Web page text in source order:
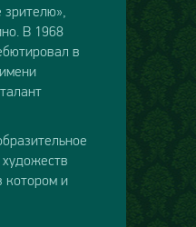
В 1968
в
котором и